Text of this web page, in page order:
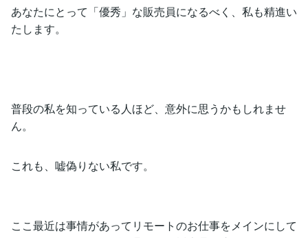
あなたにとって「優秀」な販売員になるべく、私も精進い
たします。
普段の私を知っている人ほど、意外に思うかもしれませ
ん。
これも、嘘偽りない私です。
ここ最近は事情があってリモートのお仕事をメインにして